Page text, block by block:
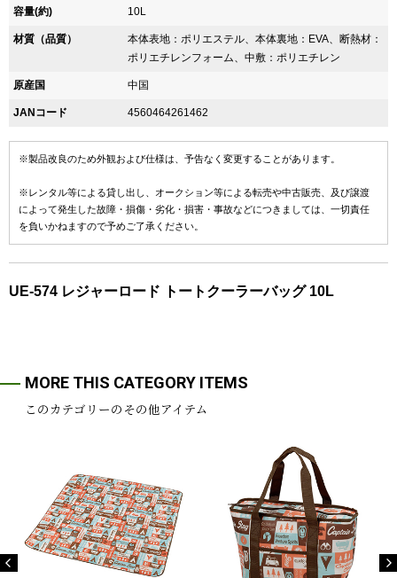
容量(約) 10L
材質（品質）
本体表地：ポリエステル、本体裏地：EVA、断熱材：
ポリエチレンフォーム、中敷：ポリエチレン
原産国 中国
JANコード 4560464261462
※製品改良のため外観および仕様は、予告なく変更することがあります。
※レンタル等による貸し出し、オークション等による転売や中古販売、及び譲渡
によって発生した故障・損傷・劣化・損害・事故などにつきましては、一切責任
を負いかねますので予めご了承ください。
UE-574 レジャーロード トートクーラーバッグ 10L
MORE THIS CATEGORY ITEMS
このカテゴリーのその他アイテム